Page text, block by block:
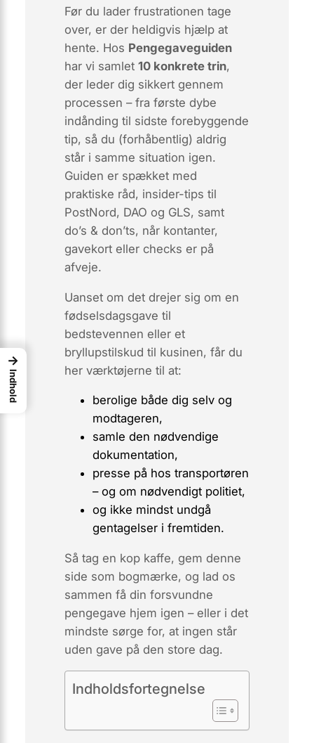
Før du lader frustrationen tage
over, er der heldigvis hjælp at
hente. Hos Pengegaveguiden
har vi samlet 10 konkrete trin,
der leder dig sikkert gennem
processen – fra første dybe
indånding til sidste forebyggende
tip, så du (forhåbentlig) aldrig
står i samme situation igen.
Guiden er spækket med
praktiske råd, insider-tips til
PostNord, DAO og GLS, samt
do’s & don’ts, når kontanter,
gavekort eller checks er på
afveje.
Uanset om det drejer sig om en
fødselsdagsgave til
bedstevennen eller et
bryllupstilskud til kusinen, får du
her værktøjerne til at:
berolige både dig selv og
modtageren,
samle den nødvendige
dokumentation,
presse på hos transportøren
– og om nødvendigt politiet,
og ikke mindst undgå
gentagelser i fremtiden.
Så tag en kop kaffe, gem denne
side som bogmærke, og lad os
sammen få din forsvundne
pengegave hjem igen – eller i det
mindste sørge for, at ingen står
uden gave på den store dag.
Indholdsfortegnelse
→
Indhold